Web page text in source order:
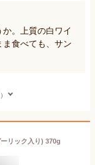
。上質の白ワイ
食べても、サン
リック入り) 370g